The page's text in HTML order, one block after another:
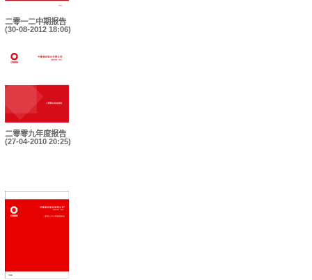
二零一二中期报告
(30-08-2012 18:06)
二零零九年度报告
(27-04-2010 20:25)